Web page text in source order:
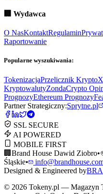
🏢 Wydawca
O NasKontaktRegulamin
Raportowanie
Popularne wyszukiwania:
TokenizacjaPrzelicznik Krypto
KryptowalutyZondaCrypto
PrognozyEthereum Prognozy
Partner Strategiczny:Sprytne.pl
SSL SECURE
AI POWERED
MOBILE FIRST
🏢 Brand House Dawid Ziobro•
Śląskie•
Designed & Engineered by
© 2026 Tokeny.pl — Magazyn